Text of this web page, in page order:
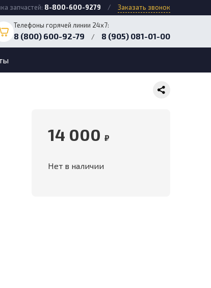
запчастей: 8-800-600-9279 / Заказать звонок
Телефоны горячей линии 24х7:
8 (800) 600-92-79 / 8 (905) 081-01-00
14 000 ₽
Нет в наличии